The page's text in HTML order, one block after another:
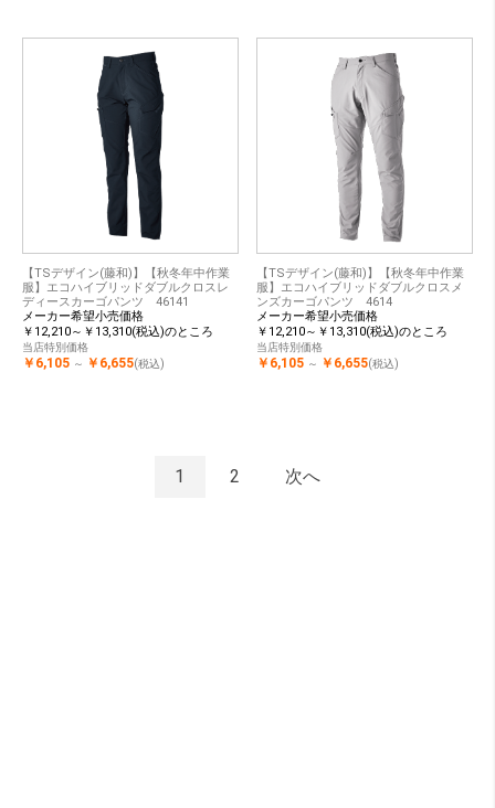
【TSデザイン(藤和)】【秋冬年中作業
服】エコハイブリッドダブルクロスレ
ディースカーゴパンツ 46141
メーカー希望小売価格
￥12,210～￥13,310(税込)のところ
当店特別価格
￥6,105 ～ ￥6,655(税込)
【TSデザイン(藤和)】【秋冬年中作業
服】エコハイブリッドダブルクロスメ
ンズカーゴパンツ 4614
メーカー希望小売価格
￥12,210～￥13,310(税込)のところ
当店特別価格
￥6,105 ～ ￥6,655(税込)
1 2 次へ